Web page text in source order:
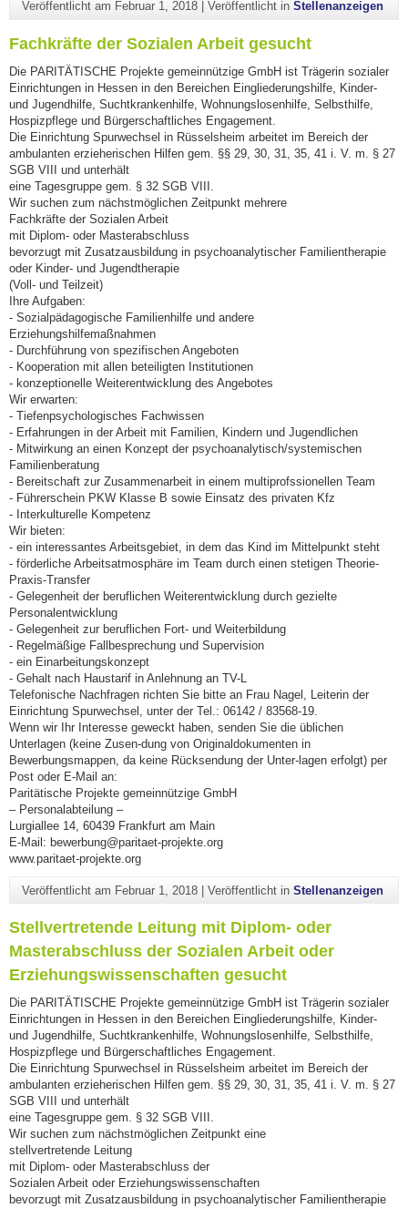
Veröffentlicht am Februar 1, 2018| Veröffentlicht in Stellenanzeigen
Fachkräfte der Sozialen Arbeit gesucht
Die PARITÄTISCHE Projekte gemeinnützige GmbH ist Trägerin sozialer
Einrichtungen in Hessen in den Bereichen Eingliederungshilfe, Kinder-
und Jugendhilfe, Suchtkrankenhilfe, Wohnungslosenhilfe, Selbsthilfe,
Hospizpflege und Bürgerschaftliches Engagement.
Die Einrichtung Spurwechsel in Rüsselsheim arbeitet im Bereich der
ambulanten erzieherischen Hilfen gem. §§ 29, 30, 31, 35, 41 i. V. m. § 27
SGB VIII und unterhält
eine Tagesgruppe gem. § 32 SGB VIII.
Wir suchen zum nächstmöglichen Zeitpunkt mehrere
Fachkräfte der Sozialen Arbeit
mit Diplom- oder Masterabschluss
bevorzugt mit Zusatzausbildung in psychoanalytischer Familientherapie
oder Kinder- und Jugendtherapie
(Voll- und Teilzeit)
Ihre Aufgaben:
- Sozialpädagogische Familienhilfe und andere
Erziehungshilfemaßnahmen
- Durchführung von spezifischen Angeboten
- Kooperation mit allen beteiligten Institutionen
- konzeptionelle Weiterentwicklung des Angebotes
Wir erwarten:
- Tiefenpsychologisches Fachwissen
- Erfahrungen in der Arbeit mit Familien, Kindern und Jugendlichen
- Mitwirkung an einen Konzept der psychoanalytisch/systemischen
Familienberatung
- Bereitschaft zur Zusammenarbeit in einem multiprofssionellen Team
- Führerschein PKW Klasse B sowie Einsatz des privaten Kfz
- Interkulturelle Kompetenz
Wir bieten:
- ein interessantes Arbeitsgebiet, in dem das Kind im Mittelpunkt steht
- förderliche Arbeitsatmosphäre im Team durch einen stetigen Theorie-
Praxis-Transfer
- Gelegenheit der beruflichen Weiterentwicklung durch gezielte
Personalentwicklung
- Gelegenheit zur beruflichen Fort- und Weiterbildung
- Regelmäßige Fallbesprechung und Supervision
- ein Einarbeitungskonzept
- Gehalt nach Haustarif in Anlehnung an TV-L
Telefonische Nachfragen richten Sie bitte an Frau Nagel, Leiterin der
Einrichtung Spurwechsel, unter der Tel.: 06142 / 83568-19.
Wenn wir Ihr Interesse geweckt haben, senden Sie die üblichen
Unterlagen (keine Zusen-dung von Originaldokumenten in
Bewerbungsmappen, da keine Rücksendung der Unter-lagen erfolgt) per
Post oder E-Mail an:
Paritätische Projekte gemeinnützige GmbH
– Personalabteilung –
Lurgiallee 14, 60439 Frankfurt am Main
E-Mail: bewerbung@paritaet-projekte.org
www.paritaet-projekte.org
Veröffentlicht am Februar 1, 2018| Veröffentlicht in Stellenanzeigen
Stellvertretende Leitung mit Diplom- oder
Masterabschluss der Sozialen Arbeit oder
Erziehungswissenschaften gesucht
Die PARITÄTISCHE Projekte gemeinnützige GmbH ist Trägerin sozialer
Einrichtungen in Hessen in den Bereichen Eingliederungshilfe, Kinder-
und Jugendhilfe, Suchtkrankenhilfe, Wohnungslosenhilfe, Selbsthilfe,
Hospizpflege und Bürgerschaftliches Engagement.
Die Einrichtung Spurwechsel in Rüsselsheim arbeitet im Bereich der
ambulanten erzieherischen Hilfen gem. §§ 29, 30, 31, 35, 41 i. V. m. § 27
SGB VIII und unterhält
eine Tagesgruppe gem. § 32 SGB VIII.
Wir suchen zum nächstmöglichen Zeitpunkt eine
stellvertretende Leitung
mit Diplom- oder Masterabschluss der
Sozialen Arbeit oder Erziehungswissenschaften
bevorzugt mit Zusatzausbildung in psychoanalytischer Familientherapie